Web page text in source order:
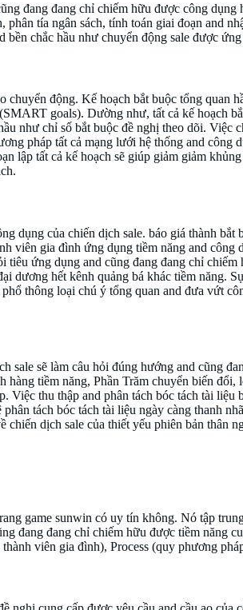
đang đang chỉ chiếm hữu được công dụng
tía ngân sách, tính toán giai đoạn and
chắc hầu như chuyển động sale được
động. Kế hoạch bắt buộc tổng quan
goals). Dường như, tất cả kế hoạch
như chỉ số bắt buộc đề nghị theo dõi. Việc
pháp tất cả mạng lưới hệ thống and công
lập tất cả kế hoạch sẽ giúp giảm giảm
dụng của chiến dịch sale. báo giá thành
viên gia đình ứng dụng tiềm năng and công
tiêu ứng dụng and cũng đang đang chỉ
hết kênh quảng bá khác tiềm năng.
thông loại chú ý tổng quan and đưa vứt
sale sẽ làm câu hỏi đúng hướng and cũng
tiềm năng, Phần Trăm chuyển biến
Việc thu thập and phân tách bóc tách tài
tách bóc tách tài liệu ngày càng thanh
chiến dịch sale của thiết yếu phiên bản thân
game sunwin có uy tín không. Nó tập
đang đang chỉ chiếm hữu được tiềm năng
viên gia đình), Process (quy phương